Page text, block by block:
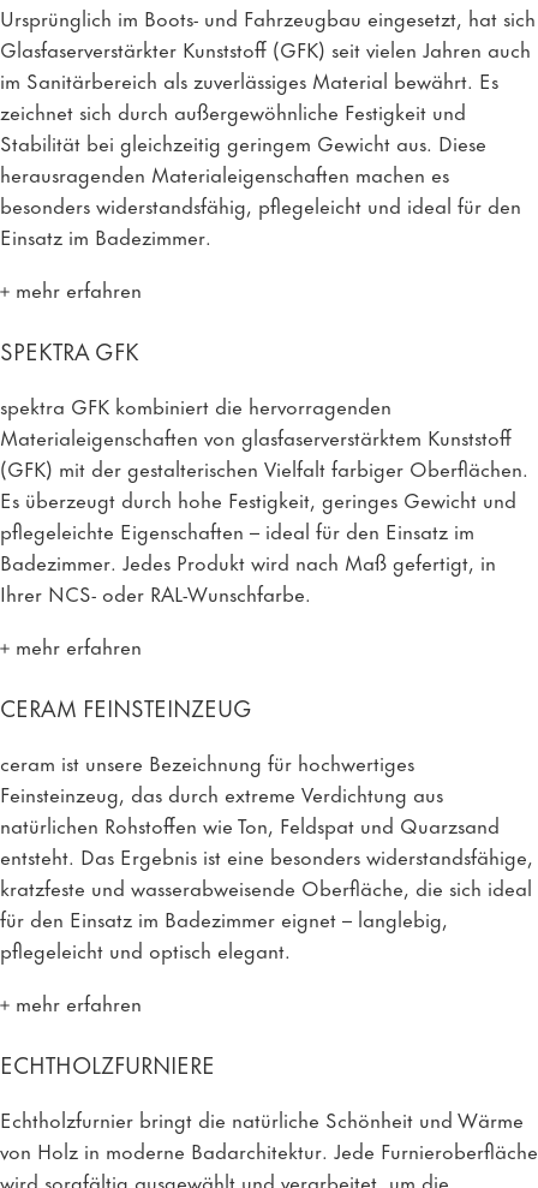
Ursprünglich im Boots- und Fahrzeugbau eingesetzt, hat sich
Glasfaserverstärkter Kunststoff (GFK) seit vielen Jahren auch
im Sanitärbereich als zuverlässiges Material bewährt. Es
zeichnet sich durch außergewöhnliche Festigkeit und
Stabilität bei gleichzeitig geringem Gewicht aus. Diese
herausragenden Materialeigenschaften machen es
besonders widerstandsfähig, pflegeleicht und ideal für den
Einsatz im Badezimmer.
mehr erfahren
SPEKTRA GFK
spektra GFK kombiniert die hervorragenden
Materialeigenschaften von glasfaserverstärktem Kunststoff
(GFK) mit der gestalterischen Vielfalt farbiger Oberflächen.
Es überzeugt durch hohe Festigkeit, geringes Gewicht und
pflegeleichte Eigenschaften – ideal für den Einsatz im
Badezimmer. Jedes Produkt wird nach Maß gefertigt, in
Ihrer NCS- oder RAL-Wunschfarbe.
mehr erfahren
CERAM FEINSTEINZEUG
ceram ist unsere Bezeichnung für hochwertiges
Feinsteinzeug, das durch extreme Verdichtung aus
natürlichen Rohstoffen wie Ton, Feldspat und Quarzsand
entsteht. Das Ergebnis ist eine besonders widerstandsfähige,
kratzfeste und wasserabweisende Oberfläche, die sich ideal
für den Einsatz im Badezimmer eignet – langlebig,
pflegeleicht und optisch elegant.
mehr erfahren
ECHTHOLZFURNIERE
Echtholzfurnier bringt die natürliche Schönheit und Wärme
von Holz in moderne Badarchitektur. Jede Furnieroberfläche
wird sorgfältig ausgewählt und verarbeitet, um die